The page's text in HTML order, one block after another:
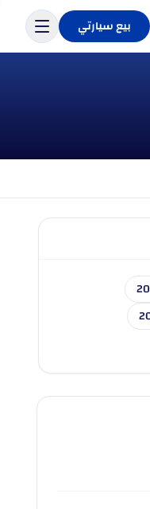
بيع سيارتي